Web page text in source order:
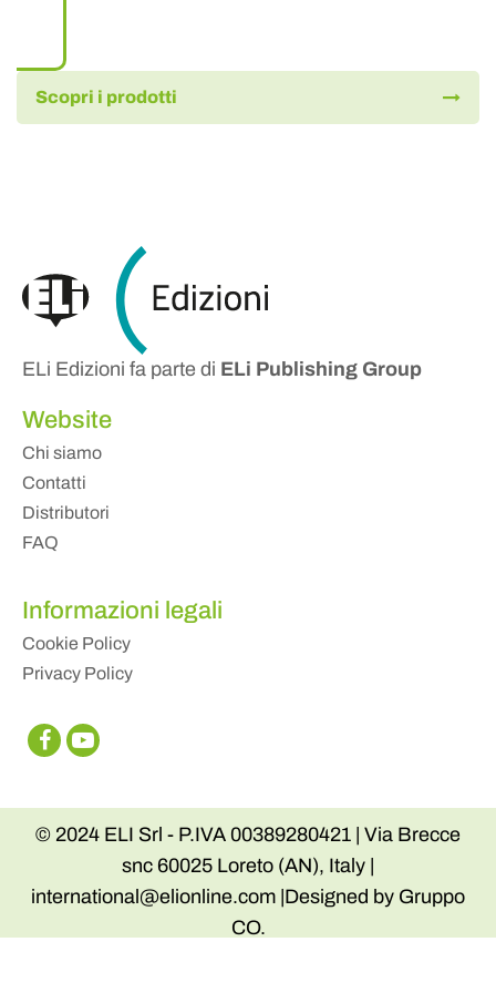
Scopri i prodotti
ELi Edizioni fa parte di ELi Publishing Group
Website
Chi siamo
Contatti
Distributori
FAQ
Informazioni legali
Cookie Policy
Privacy Policy
© 2024 ELI Srl - P.IVA 00389280421 | Via Brecce
snc 60025 Loreto (AN), Italy |
international@elionline.com |Designed by Gruppo
CO.